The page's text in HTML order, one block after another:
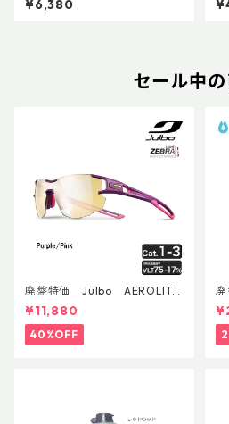
¥6,380
セール中
廃盤特価 Julbo AEROLITE
AsianFit
¥11,880
40%OFF